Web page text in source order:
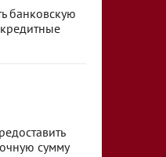
банковскую
сумму